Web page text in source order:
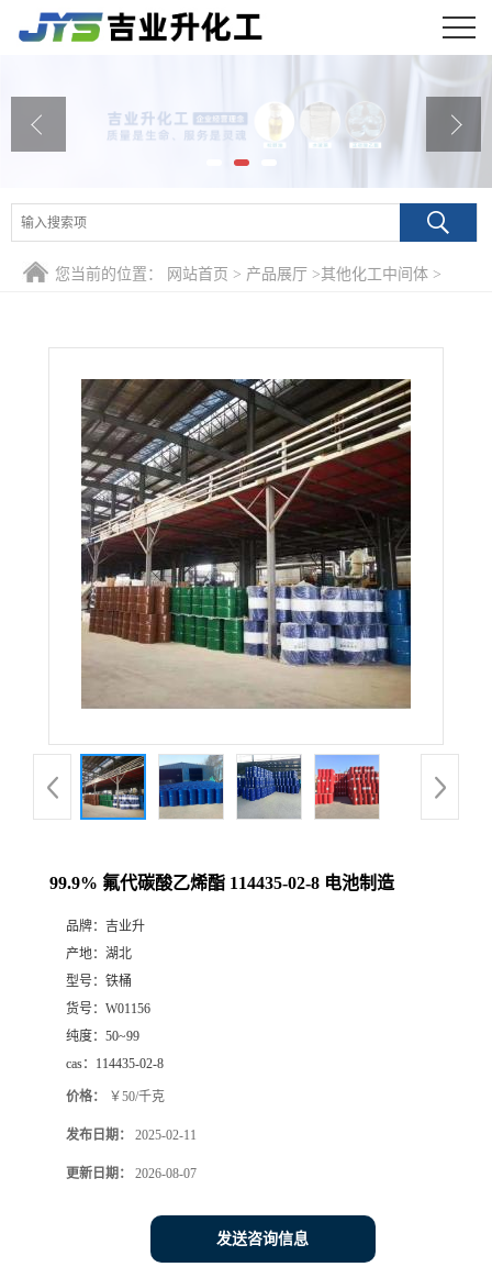
公司介绍
产品展厅
证书荣誉
在线留言
您当前的位置： 网站首页 > 产品展厅 >其他化工中间体 >
99.9% 氟代碳酸乙烯酯 114435-02-8 电池制造
品牌： 吉业升
产地： 湖北
型号： 铁桶
货号： W01156
纯度： 50~99
cas： 114435-02-8
价格： ￥50/千克
发布日期： 2025-02-11
更新日期： 2026-08-07
发送咨询信息